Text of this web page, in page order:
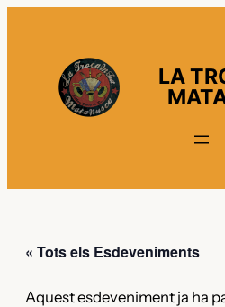
LA
« Tots els Esdeveniments
Aquest esdeveniment ja ha